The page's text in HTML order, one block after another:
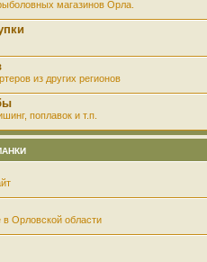
магазинов Орла.
из других регионов
поплавок и т.п.
Орловской области